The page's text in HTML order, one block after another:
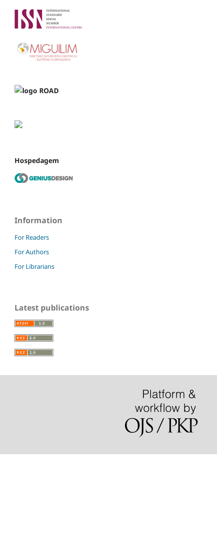
Hospedagem
Information
For Readers
For Authors
For Librarians
Latest publications